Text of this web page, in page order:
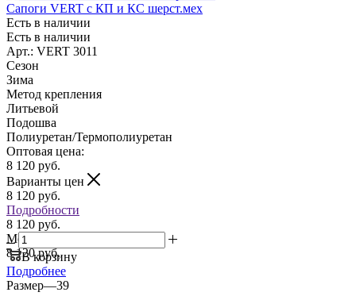
Сапоги VERT с КП и КС шерст.мех
Есть в наличии
Есть в наличии
Арт.: VERT 3011
Сезон
Зима
Метод крепления
Литьевой
Подошва
Полиуретан/Термополиуретан
Оптовая цена:
8 120 руб.
Варианты цен
8 120 руб.
Подробности
8 120 руб.
Мелкий опт:
8 120 руб.
В корзину
Подробнее
Размер—39